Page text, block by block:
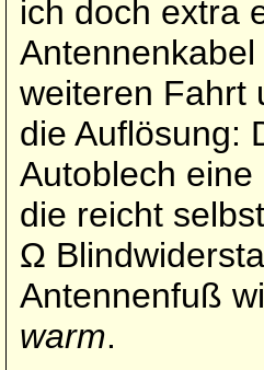
ich doch extra
weiteren Fahrt
die Auflösung:
Autoblech
die reicht
Ω
Antennenfuß
warm.